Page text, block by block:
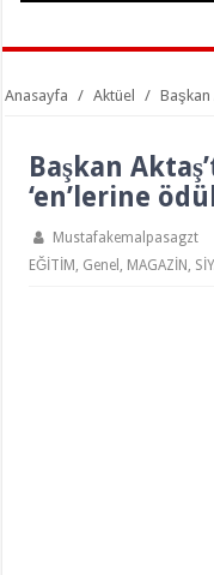
Anasayfa / Aktüel / Başkan
Başkan
‘en’lerine ödül
Mustafakemalpasagzt
EĞİTİM Genel MAGAZİN